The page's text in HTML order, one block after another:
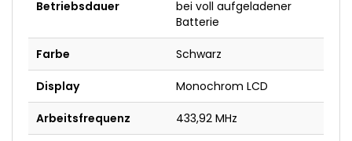
Betriebsdauer
bei voll aufgeladener
Batterie
Farbe Schwarz
Display Monochrom LCD
Arbeitsfrequenz 433,92 MHz